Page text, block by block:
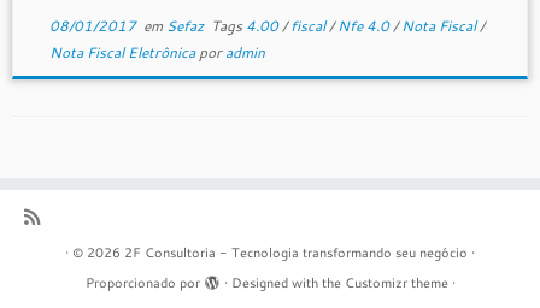
08/01/2017em Sefaz Tags 4.00/fiscal/Nfe 4.0/Nota Fiscal/
Nota Fiscal Eletrônicaporadmin
· © 2026 2F Consultoria - Tecnologia transformando seu negócio ·
Proporcionado por
· Designed with the Customizr theme·